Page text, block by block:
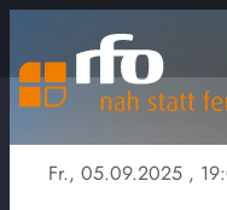
Fr., 05.09.2025 ,